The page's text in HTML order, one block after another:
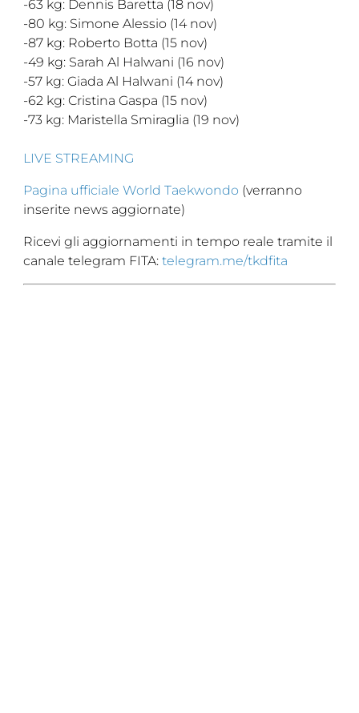
-63 kg: Dennis Baretta (18 nov)
-80 kg: Simone Alessio (14 nov)
-87 kg: Roberto Botta (15 nov)
-49 kg: Sarah Al Halwani (16 nov)
-57 kg: Giada Al Halwani (14 nov)
-62 kg: Cristina Gaspa (15 nov)
-73 kg: Maristella Smiraglia (19 nov)
LIVE STREAMING
Pagina ufficiale World Taekwondo (verranno
inserite news aggiornate)
Ricevi gli aggiornamenti in tempo reale tramite il
canale telegram FITA: telegram.me/tkdfita